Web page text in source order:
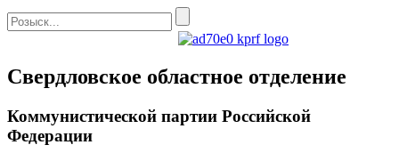
Свердловское областное отделение
Коммунистической партии Российской
Федерации